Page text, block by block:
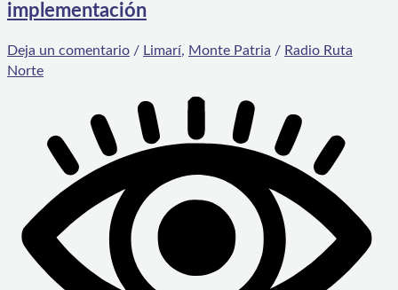
implementación
Deja un comentario / Limarí, Monte Patria / Radio Ruta
Norte